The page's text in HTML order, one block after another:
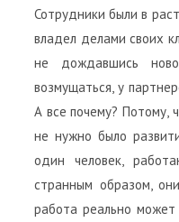
Сотрудники были в
владел делами своих
не дождавшись
возмущаться, у
А все почему? Потому,
не нужно было
один человек,
странным образом,
работа реально может